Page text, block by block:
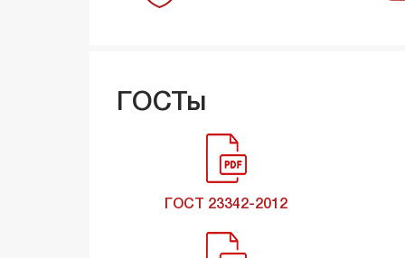
ГОСТы
ГОСТ 23342-2012